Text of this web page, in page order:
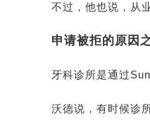
不过，他也说，从
申请被拒的原因
牙科诊所是通过
沃德说，有时候诊